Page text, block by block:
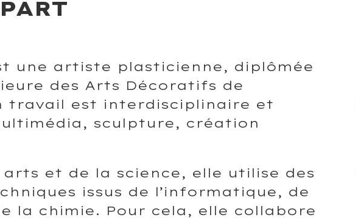
une artiste plasticienne, diplômée
des Arts Décoratifs de
travail est interdisciplinaire et
sculpture, création
arts et de la science, elle utilise des
issus de l’informatique, de
la chimie. Pour cela, elle collabore